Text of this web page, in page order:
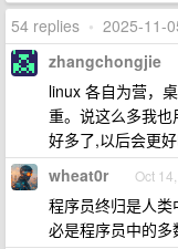
54 replies • 2025-11-
zhangchongjie
linux 各自为营，
重。说这么多我
好多了,以后会更
wheat0r Oct
程序员终归是人
必是程序员中的